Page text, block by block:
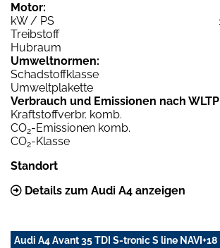
Motor:
kW / PS
Treibstoff
Hubraum
Umweltnormen:
Schadstoffklasse
Umweltplakette
Verbrauch und Emissionen nach
Kraftstoffverbr. komb.
CO2-Emissionen komb.
CO2-Klasse
Standort
Details zum Audi A4 anzeigen
Audi A4 Avant 35 TDI S-tronic S line NAVI+18